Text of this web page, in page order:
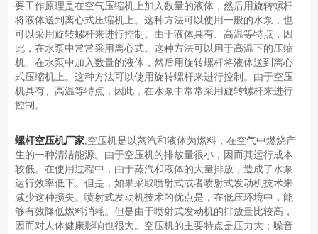
要工作原理是在空气压缩机上加入数量的液体，然后用旋转螺杆
将液体送到离心式压缩机上。这种方法可以使用一般的水泵，也
可以采用旋转螺杆来进行控制。由于液体具有、高温等特点，因
此，在水泵中常常采用离心式。这种方法可以用于高温下的压缩
机。在水泵中加入数量的液体，然后用旋转螺杆将液体送到离心
式压缩机上。这种方法可以使用旋转螺杆来进行控制。由于空压
机具有、高温等特点，因此，在水泵中常常采用旋转螺杆来进行
控制。
螺杆空压机厂家,空压机是以蒸汽和液体为燃料，在空气中燃烧产
生的一种清洁能源。由于空压机的排放量很小，因而其运行成本
较低。在使用过程中，由于蒸汽和液体的大量排放，造成了水泵
运行效率低下。但是，如果采取喷射式或者喷射式发动机技术来
减少这种损失。喷射式发动机技术的优点是，在低压环境中，能
够有效降低燃料消耗。但是由于喷射式发动机的排放量比较高，
因而对人体健康影响也很大。空压机的主要特点是压力大；噪音